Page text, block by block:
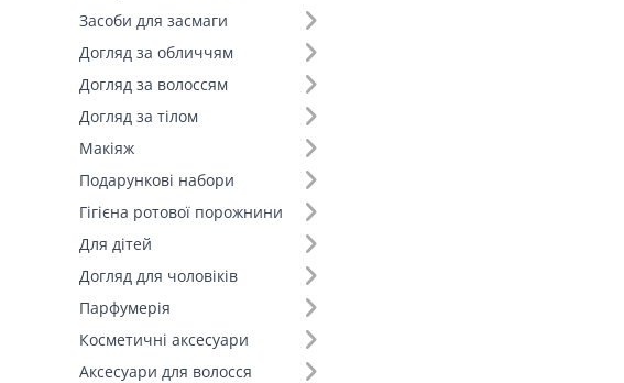
Засоби для засмаги
Догляд за обличчям
Догляд за волоссям
Догляд за тілом
Макіяж
Подарункові набори
Гігієна ротової порожнини
Для дітей
Догляд для чоловіків
Парфумерія
Косметичні аксесуари
Аксесуари для волосся